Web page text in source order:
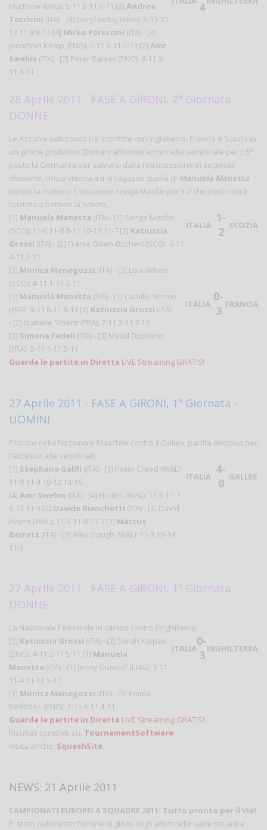
Matthew (ENG): 5-11 6-11 6-11 [3] Andrea
Torricini (ITA) - [3] Deryl Selby (ENG): 6-11 10-
12 11-8 8-11 [4] Mirko Pareccini (ITA) - [4]
Jonathan Kemp (ENG): 1-11 6-11 2-11 [2] Amr
Swelim (ITA) - [2] Peter Barker (ENG): 8-11 3-
11 4-11
4
28 Aprile 2011 - FASE A GIRONI, 2ª Giornata -
DONNE
Le Azzurre subiscono tre sconfitte con Inghilterra, Francia e Scozia in
un girone proibitivo. Domani affronteranno nella semifinale per il 5°
posto la Germania per salvarsi dalla retrocessione in seconda
divisione. Unica vittoria tra le ragazze quella di Manuela Manetta
contro la numero 1 scozzese Senga Macfie per 3-2 che però non è
bastata a battere la Scozia.
[1] Manuela Manetta (ITA) - [1] Senga Macfie
(SCO): 11-6 11-8 8-11 10-12 11-7 [2] Katiuscia
Grossi (ITA) - [2] Frania Gillen-Buchert (SCO): 4-11
4-11 3-11
[3] Monica Menegozzi (ITA) - [3] Lisa Aitken
(SCO): 4-11 1-11 2-11
ITALIA
1-
2 SCOZIA
[1] Manuela Manetta (ITA) - [1] Camille Serme
(FRA): 9-11 6-11 8-11 [2] Katiuscia Grossi (ITA)
- [2] Isabelle Stoehr (FRA): 7-11 2-11 7-11
[3] Simona Fedeli (ITA) - [3] Maud Duplomb
(FRA): 2-11 1-11 2-11
ITALIA
0-
3 FRANCIA
Guarda le partite in Diretta LIVE Streaming GRATIS!
27 Aprile 2011 - FASE A GIRONI, 1ª Giornata -
UOMINI
Esordio della Nazionale Maschile contro il Galles, partita decisiva per
l'accesso alle semifinali:
[1] Stephane Galifi (ITA) - [1] Peter Creed (WAL):
11-9 11-4 10-12 14-16
[4] Amr Swelim (ITA) - [4] Nic Brit (WAL): 11-5 11-7
6-11 11-5 [2] Davide Bianchetti (ITA) - [2] David
Evans (WAL): 11-3 11-8 11-7 [3] Marcus
Berrett (ITA) - [3] Alex Gough (WAL): 11-3 16-14
11-2
ITALIA
4-
0 GALLES
27 Aprile 2011 - FASE A GIRONI, 1ª Giornata -
DONNE
La Nazionale Femminile in campo contro l'Inghilterra:
[2] Katiuscia Grossi (ITA) - [2] Sarah Kippax
(ENG): 4-11 2-11 5-11 [1] Manuela
Manetta (ITA) - [1] Jenny Duncalf (ENG): 1-11
11-4 11-13 5-11
[3] Monica Menegozzi (ITA) - [3] Emma
Beddoes (ENG): 2-11 4-11 4-11
ITALIA
0-
3 INGHILTERRA
Guarda le partite in Diretta LIVE Streaming GRATIS!
Risultati completi su: TournamentSoftware
Visita anche: SquashSite
NEWS: 21 Aprile 2011
CAMPIONATI EUROPEI A SQUADRE 2011: Tutto pronto per il Via!
E' stato pubblicato l'ordine di gioco degli atleti delle varie squadre